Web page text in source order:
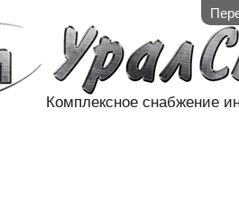
Комплексное снабжение